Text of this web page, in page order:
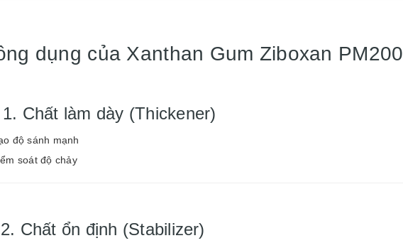
dụng của Xanthan Gum Ziboxan PM200
1. Chất làm dày (Thickener)
độ sánh mạnh
soát độ chảy
Chất ổn định (Stabilizer)